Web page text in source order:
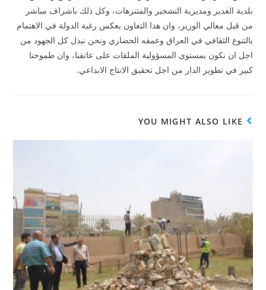
بلدية الغدير ومديرية التشجير والمتنزهات، وكل ذلك باشراف مباشر
من قبل معالي الوزير، وان هذا التعاون يعكس رغبة الدولة في الاهتمام
بالتنوع الثقافي في العراق وعمقه الحضاري ونحن نبذل كل الجهود من
اجل ان نكون بمستوى المسؤولية الملقات على عاتقنا، وان طموحنا
كبير في تطوير الدار من اجل تحقيق الانتاج الابداعي.
YOU MIGHT ALSO LIKE